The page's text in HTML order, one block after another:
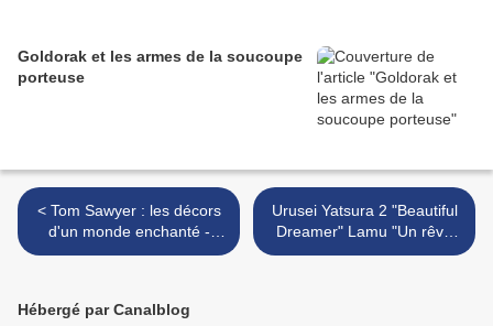
Goldorak et les armes de la soucoupe
porteuse
< Tom Sawyer : les décors
d'un monde enchanté -
série japonaise de 1980
Urusei Yatsura 2 "Beautiful
Dreamer" Lamu "Un rêve
sans fin" : le plus beau des
Hébergé par Canalblog